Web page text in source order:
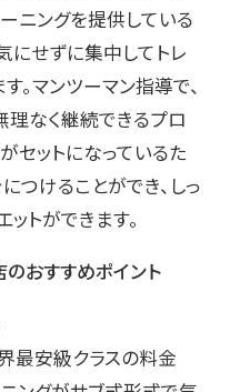
ニングを提供している
にせずに集中してトレ
。マンツーマン指導で、
なく継続できるプロ
セットになっているた
つけることができ、しっ
トができます。
おすすめポイント
最安級クラスの料金